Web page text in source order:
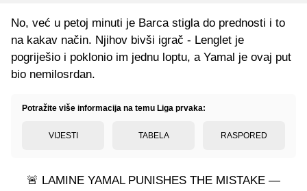
No, već u petoj minuti je Barca stigla do prednosti i to
na kakav način. Njihov bivši igrač - Lenglet je
pogriješio i poklonio im jednu loptu, a Yamal je ovaj put
bio nemilosrdan.
Potražite više informacija na temu Liga prvaka:
VIJESTI TABELA RASPORED
🚨 LAMINE YAMAL PUNISHES THE MISTAKE —